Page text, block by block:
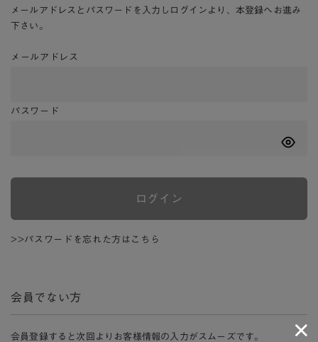
メールアドレスとパスワードを入力しログインより、本登録へお進み
下さい。
メールアドレス
パスワード
ログイン
>>パスワードを忘れた方はこちら
会員でない方
会員登録すると次回よりお客様情報の入力がスムーズです。